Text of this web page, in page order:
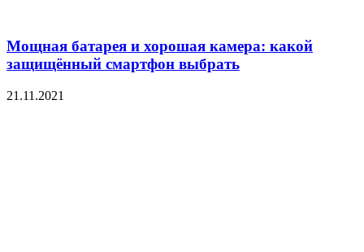
Мощная батарея и хорошая камера: какой
защищённый смартфон выбрать
21.11.2021